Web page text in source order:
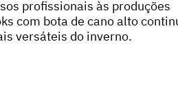
profissionais às produções
com bota de cano alto
versáteis do inverno.